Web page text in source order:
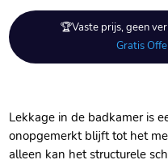
🏆Vaste prijs, geen
Gratis
Lekkage in de badkamer is
onopgemerkt blijft tot het
alleen kan het structurele